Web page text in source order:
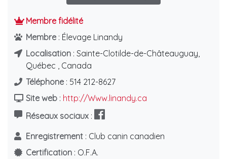
Membre fidélité
Membre : Élevage Linandy
Localisation : Sainte-Clotilde-de-Châteauguay,
Québec , Canada
Téléphone : 514 212-8627
Site web : http://Www.linandy.ca
Réseaux sociaux :
Enregistrement : Club canin canadien
Certification : O.F.A.